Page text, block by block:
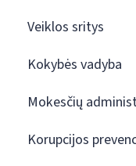
Veiklos sritys
Kokybės vadyba
Mokesčių
Korupcijos